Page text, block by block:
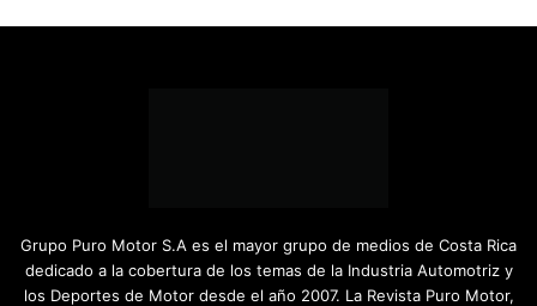
Grupo Puro Motor S.A es el mayor grupo de medios de Costa Rica
dedicado a la cobertura de los temas de la Industria Automotriz y
los Deportes de Motor desde el año 2007. La Revista Puro Motor,